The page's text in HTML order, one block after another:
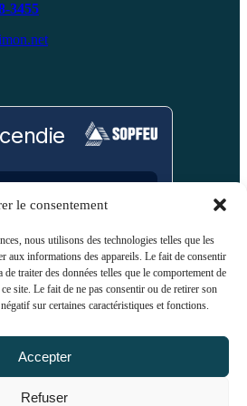
le consentement
nous utilisons des technologies telles que les
aux informations des appareils. Le fait de consentir
de traiter des données telles que le comportement de
site. Le fait de ne pas consentir ou de retirer son
sur certaines caractéristiques et fonctions.
Accepter
Refuser
3455
Élevé Très Élevé Extrême